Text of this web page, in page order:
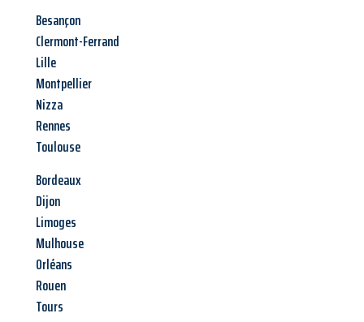
Besançon
Clermont-Ferrand
Lille
Montpellier
Nizza
Rennes
Toulouse
Bordeaux
Dijon
Limoges
Mulhouse
Orléans
Rouen
Tours